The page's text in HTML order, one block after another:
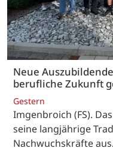
Neue
berufliche Zukunft
Gestern
Imgenbroich (FS).
seine langjährige
Nachwuchskräfte aus.